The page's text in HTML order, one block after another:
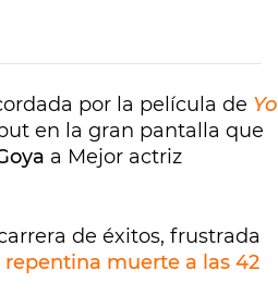
por la película de Yo
en la gran pantalla que
a Mejor actriz
de éxitos, frustrada
muerte a las 42